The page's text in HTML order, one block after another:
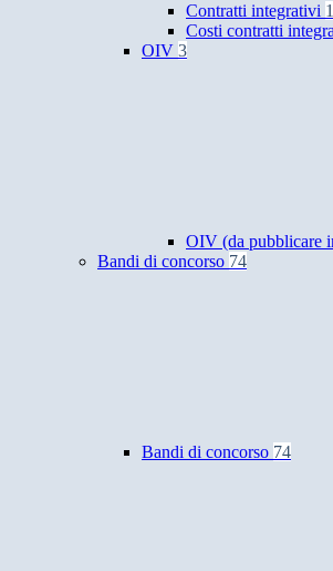
Contratti integrativi
Costi contratti
OIV 3
OIV (da pubblicare
Bandi di concorso 74
Bandi di concorso 74